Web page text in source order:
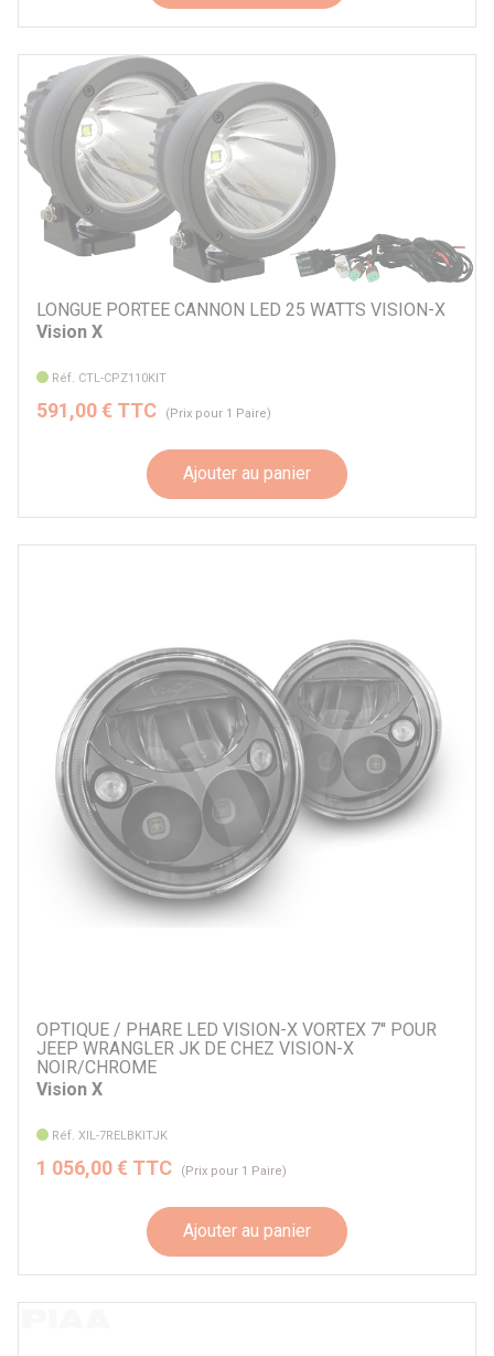
LONGUE PORTEE CANNON LED 25 WATTS VISION-X
Vision X
Réf. CTL-CPZ110KIT
591,00 € TTC (Prix pour 1 Paire)
Ajouter au panier
OPTIQUE / PHARE LED VISION-X VORTEX 7'' POUR
JEEP WRANGLER JK DE CHEZ VISION-X
NOIR/CHROME
Vision X
Réf. XIL-7RELBKITJK
1 056,00 € TTC (Prix pour 1 Paire)
Ajouter au panier